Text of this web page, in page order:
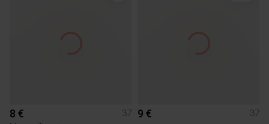
8 €
37
9 € 37